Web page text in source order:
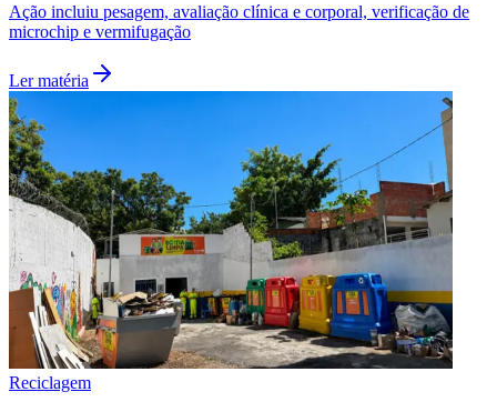
Vitória
Ação incluiu pesagem, avaliação clínica e corporal, verificação de
microchip e vermifugação
Ler matéria
Reciclagem